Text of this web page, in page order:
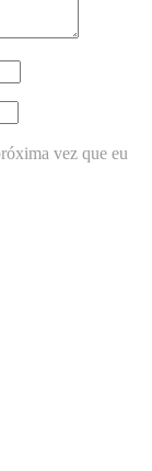
vez que eu